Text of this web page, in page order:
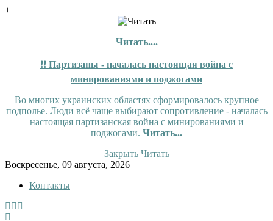
+
Читать....
❗❗ Партизаны - началась настоящая война с
минированиями и поджогами
Во многих украинских областях сформировалось крупное
подполье. Люди всё чаще выбирают сопротивление - началась
настоящая партизанская война с минированиями и
поджогами. Читать...
Закрыть Читать
Skip
content
Воскресенье, 09 августа, 2026
Контакты